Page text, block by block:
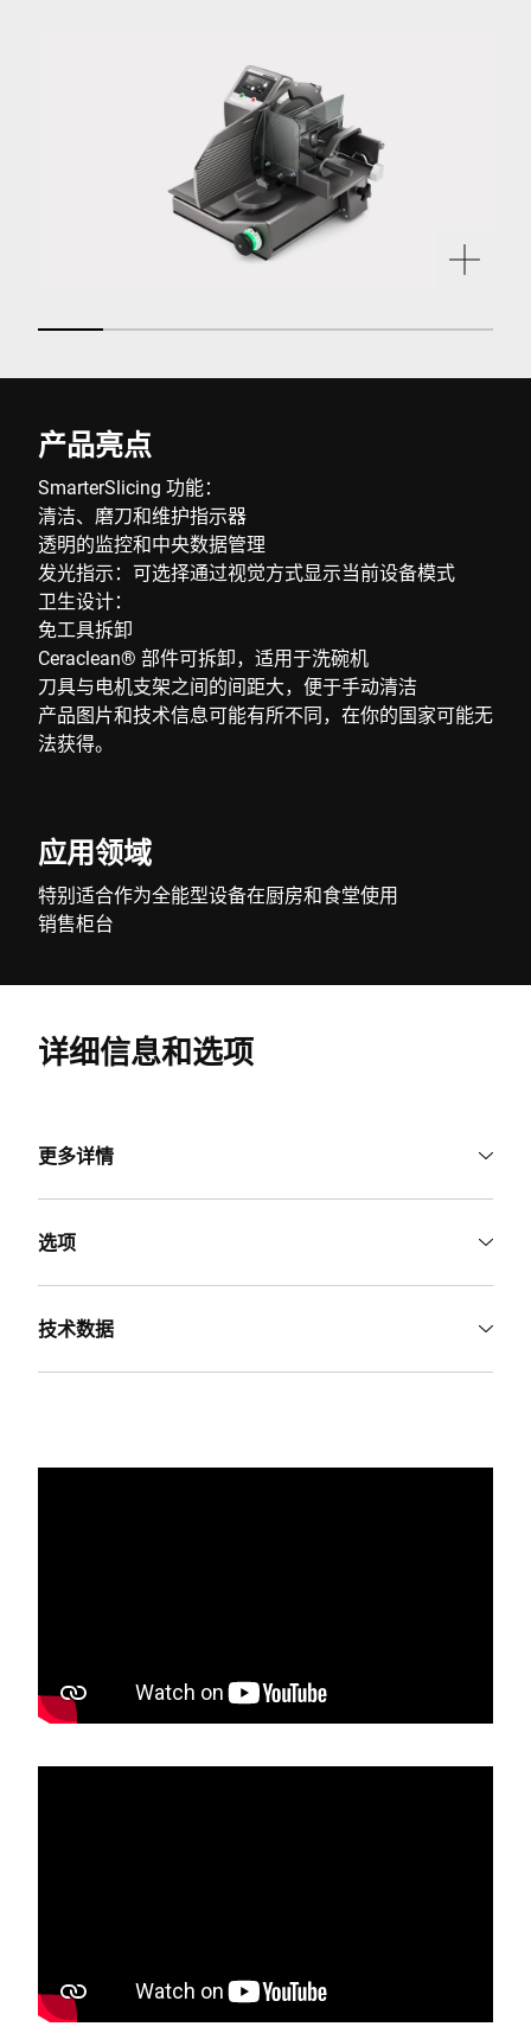
产品亮点
SmarterSlicing 功能：
清洁、磨刀和维护指示器
透明的监控和中央数据管理
发光指示：可选择通过视觉方式显示当前设备模式
卫生设计：
免工具拆卸
Ceraclean® 部件可拆卸，适用于洗碗机
刀具与电机支架之间的间距大，便于手动清洁
产品图片和技术信息可能有所不同，在你的国家可能无
法获得。
应用领域
特别适合作为全能型设备在厨房和食堂使用
销售柜台
详细信息和选项
更多详情
选项
技术数据